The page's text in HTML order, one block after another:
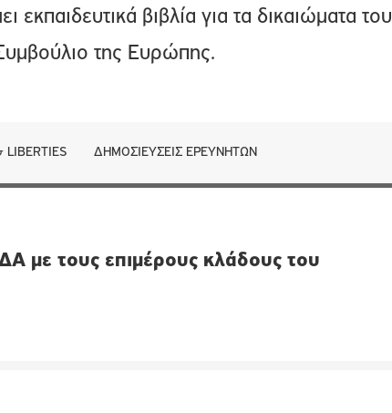
εκπαιδευτικά βιβλία για τα δικαιώματα του
της Ευρώπης.
LIBERTIES ΔΗΜΟΣΙΕΎΣΕΙΣ ΕΡΕΥΝΗΤΏΝ
με τους επιμέρους κλάδους του